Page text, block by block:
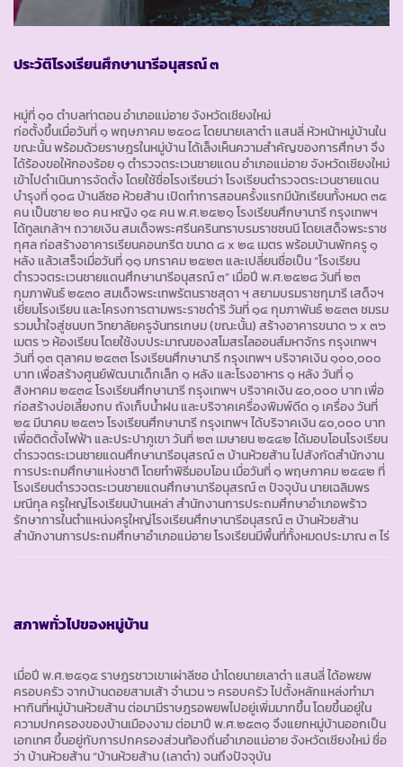
ประวัติโรงเรียนศึกษานารีอนุสรณ์ ๓
หมู่ที่ ๑๐ ตำบลท่าตอน อำเภอแม่อาย จังหวัดเชียงใหม่
ก่อตั้งขึ้นเมื่อวันที่ ๑ พฤษภาคม ๒๕๐๘ โดยนายเลาต๋า แสนลี่ หัวหน้าหมู่บ้านใน
ขณะนั้น พร้อมด้วยราษฎรในหมู่บ้าน ได้เล็งเห็นความสำคัญของการศึกษา จึง
ได้ร้องขอให้กองร้อย ๑ ตำรวจตระเวนชายแดน อำเภอแม่อาย จังหวัดเชียงใหม่
เข้าไปดำเนินการจัดตั้ง โดยใช้ชื่อโรงเรียนว่า โรงเรียนตำรวจตระเวนชายแดน
บำรุงที่ ๑๐๘ บ้านลีซอ ห้วยส้าน เปิดทำการสอนครั้งแรกมีนักเรียนทั้งหมด ๓๕
คน เป็นชาย ๒๐ คน หญิง ๑๕ คน พ.ศ.๒๕๒๑ โรงเรียนศึกษานารี กรุงเทพฯ
ได้ทูลเกล้าฯ ถวายเงิน สมเด็จพระศรีนครินทราบรมราชชนนี โดยเสด็จพระราช
กุศล ก่อสร้างอาคารเรียนคอนกรีต ขนาด ๘ x ๒๔ เมตร พร้อมบ้านพักครู ๑
หลัง แล้วเสร็จเมื่อวันที่ ๑๑ มกราคม ๒๕๒๓ และเปลี่ยนชื่อเป็น “โรงเรียน
ตำรวจตระเวนชายแดนศึกษานารีอนุสรณ์ ๓” เมื่อปี พ.ศ.๒๕๒๘ วันที่ ๒๓
กุมภาพันธ์ ๒๕๓๐ สมเด็จพระเทพรัตนราชสุดา ฯ สยามบรมราชกุมารี เสด็จฯ
เยี่ยมโรงเรียน และโครงการตามพระราชดำริ วันที่ ๑๔ กุมภาพันธ์ ๒๕๓๓ ชมรม
รวมน้ำใจสู่ชนบท วิทยาลัยครูจันทรเกษม (ขณะนั้น) สร้างอาคารขนาด ๖ x ๓๖
เมตร ๖ ห้องเรียน โดยใช้งบประมาณของสโมสรไลออนส์มหาจักร กรุงเทพฯ
วันที่ ๑๓ ตุลาคม ๒๕๓๓ โรงเรียนศึกษานารี กรุงเทพฯ บริจาคเงิน ๑๐๐,๐๐๐
บาท เพื่อสร้างศูนย์พัฒนาเด็กเล็ก ๑ หลัง และโรงอาหาร ๑ หลัง วันที่ ๑
สิงหาคม ๒๕๓๔ โรงเรียนศึกษานารี กรุงเทพฯ บริจาคเงิน ๕๐,๐๐๐ บาท เพื่อ
ก่อสร้างบ่อเลี้ยงกบ ถังเก็บน้ำฝน และบริจาคเครื่องพิมพ์ดีด ๑ เครื่อง วันที่
๒๕ มีนาคม ๒๕๓๖ โรงเรียนศึกษานารี กรุงเทพฯ ได้บริจาคเงิน ๕๐,๐๐๐ บาท
เพื่อติดตั้งไฟฟ้า และประปาภูเขา วันที่ ๒๓ เมษายน ๒๕๔๒ ได้มอบโอนโรงเรียน
ตำรวจตระเวนชายแดนศึกษานารีอนุสรณ์ ๓ บ้านห้วยส้าน ไปสังกัดสำนักงาน
การประถมศึกษาแห่งชาติ โดยทำพิธีมอบโอน เมื่อวันที่ ๑ พฤษภาคม ๒๕๔๒ ที่
โรงเรียนตำรวจตระเวนชายแดนศึกษานารีอนุสรณ์ ๓ ปัจจุบัน นายเฉลิมพร
มณีกุล ครูใหญ่โรงเรียนบ้านเหล่า สำนักงานการประถมศึกษาอำเภอพร้าว
รักษาการในตำแหน่งครูใหญ่โรงเรียนศึกษานารีอนุสรณ์ ๓ บ้านห้วยส้าน
สำนักงานการประถมศึกษาอำเภอแม่อาย โรงเรียนมีพื้นที่ทั้งหมดประมาณ ๓ ไร่
สภาพทั่วไปของหมู่บ้าน
เมื่อปี พ.ศ.๒๕๑๕ ราษฎรชาวเขาเผ่าลีซอ นำโดยนายเลาต๋า แสนลี่ ได้อพยพ
ครอบครัว จากบ้านดอยสามเส้า จำนวน ๖ ครอบครัว ไปตั้งหลักแหล่งทำมา
หากินที่หมู่บ้านห้วยส้าน ต่อมามีราษฎรอพยพไปอยู่เพิ่มมากขึ้น โดยขึ้นอยู่ใน
ความปกครองของบ้านเมืองงาม ต่อมาปี พ.ศ.๒๕๓๑ จึงแยกหมู่บ้านออกเป็น
เอกเทศ ขึ้นอยู่กับการปกครองส่วนท้องถิ่นอำเภอแม่อาย จังหวัดเชียงใหม่ ชื่อ
ว่า บ้านห้วยส้าน “บ้านห้วยส้าน (เลาต๋า) จนถึงปัจจุบัน